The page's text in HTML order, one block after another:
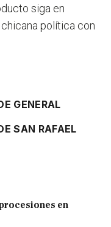
siga en
política con
GENERAL
SAN RAFAEL
en